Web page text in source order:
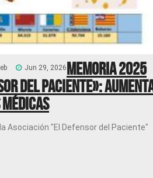
Jun 29, 2026Memoria 2025
del Paciente»:
Asociación "El Defensor del Paciente"